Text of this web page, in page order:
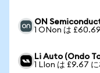
ON
1 ONon は
Li Auto (Ondo
1 LIon は £9.67 に